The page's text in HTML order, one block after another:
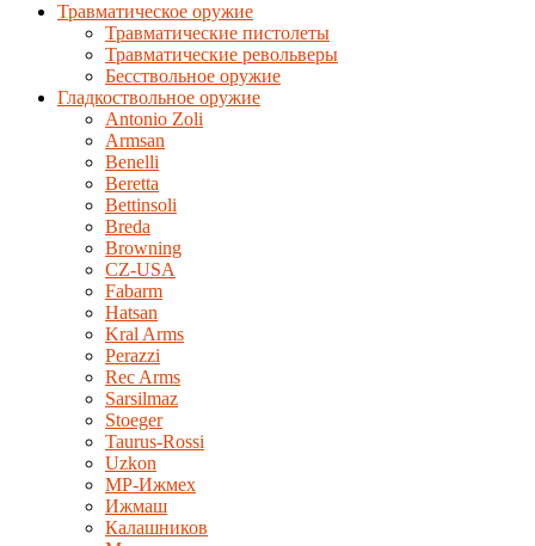
Травматическое оружие
Травматические пистолеты
Травматические револьверы
Бесствольное оружие
Гладкоствольное оружие
Antonio Zoli
Armsan
Benelli
Beretta
Bettinsoli
Breda
Browning
CZ-USA
Fabarm
Hatsan
Kral Arms
Perazzi
Rec Arms
Sarsilmaz
Stoeger
Taurus-Rossi
Uzkon
MP-Ижмех
Ижмаш
Калашников